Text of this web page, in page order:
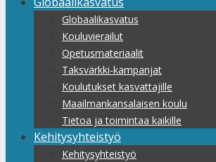
Globaalikasvatus
Kouluvierailut
Opetusmateriaalit
Taksvärkki-kampanjat
Koulutukset kasvattajille
Maailmankansalaisen koulu
Tietoa ja toimintaa kaikille
Kehitysyhteistyö
Kehitysyhteistyö